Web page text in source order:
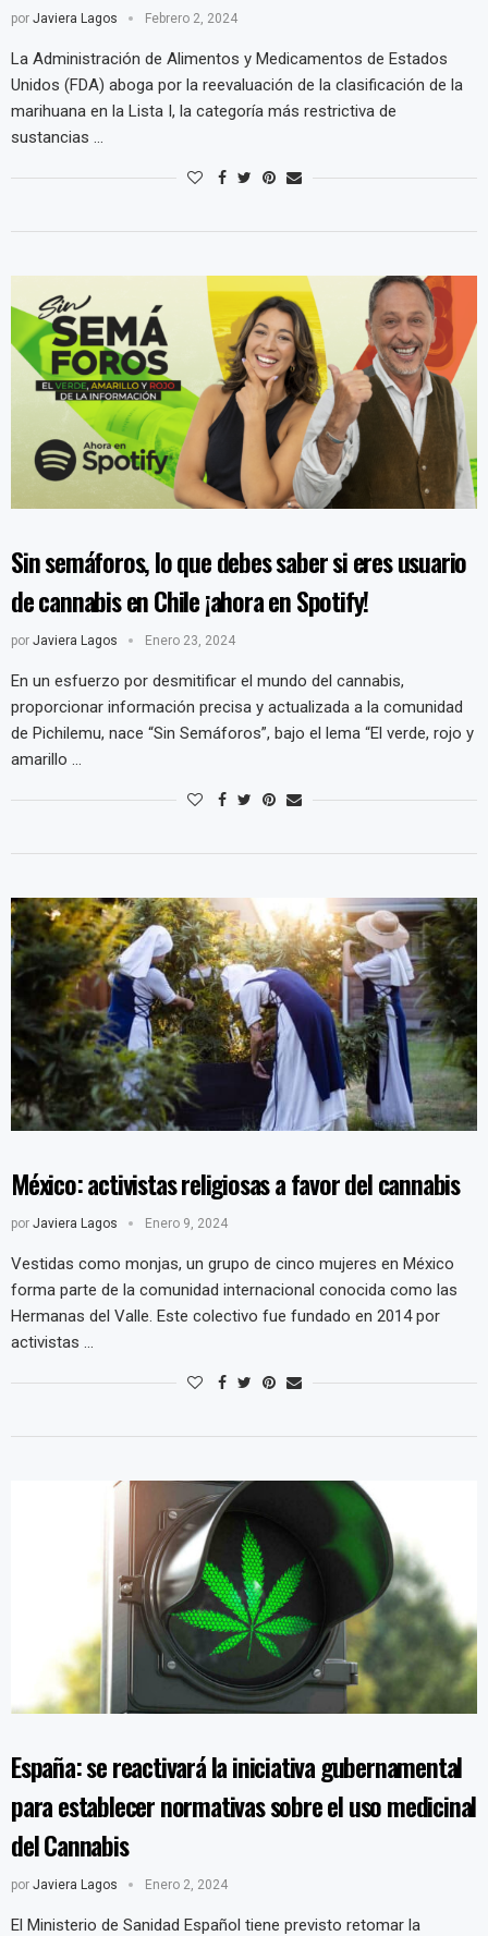
por Javiera Lagos Febrero 2, 2024
La Administración de Alimentos y Medicamentos de Estados
Unidos (FDA) aboga por la reevaluación de la clasificación de la
marihuana en la Lista I, la categoría más restrictiva de
sustancias …
Sin semáforos, lo que debes saber si eres usuario
de cannabis en Chile ¡ahora en Spotify!
por Javiera Lagos Enero 23, 2024
En un esfuerzo por desmitificar el mundo del cannabis,
proporcionar información precisa y actualizada a la comunidad
de Pichilemu, nace “Sin Semáforos”, bajo el lema “El verde, rojo y
amarillo …
México: activistas religiosas a favor del cannabis
por Javiera Lagos Enero 9, 2024
Vestidas como monjas, un grupo de cinco mujeres en México
forma parte de la comunidad internacional conocida como las
Hermanas del Valle. Este colectivo fue fundado en 2014 por
activistas …
España: se reactivará la iniciativa gubernamental
para establecer normativas sobre el uso medicinal
del Cannabis
por Javiera Lagos Enero 2, 2024
El Ministerio de Sanidad Español tiene previsto retomar la